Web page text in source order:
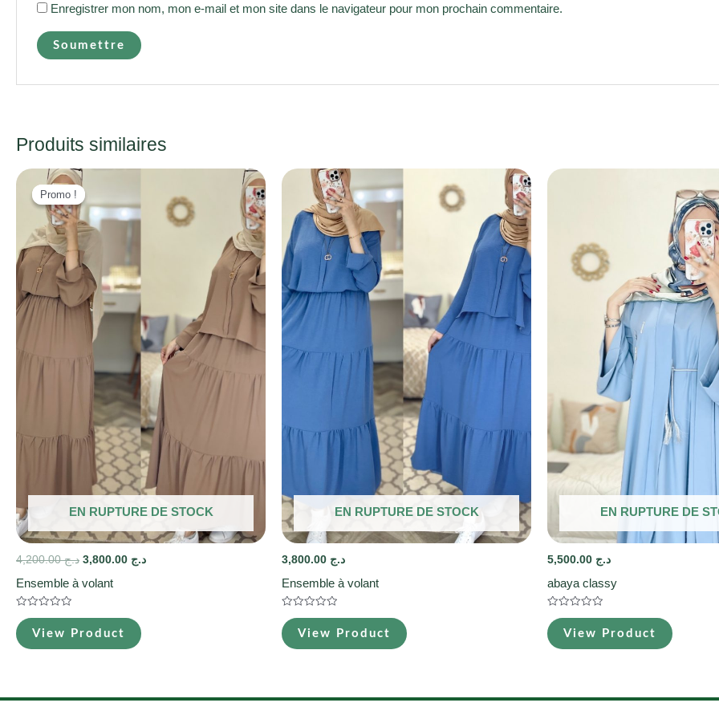
Enregistrer mon nom, mon e-mail et mon site dans le navigateur pour mon prochain commentaire.
Produits similaires
Promo !
EN RUPTURE DE STOCK
Promo !
د.ج4,200.00 د.ج
Ensemble à volant
Note
0
sur
5
View Product
EN RUPTURE DE STOCK
د.ج
Ensemble à volant
Note
0
sur
5
View Product
EN RUPTURE DE
د.ج
abaya classy
Note
0
sur
5
View Product